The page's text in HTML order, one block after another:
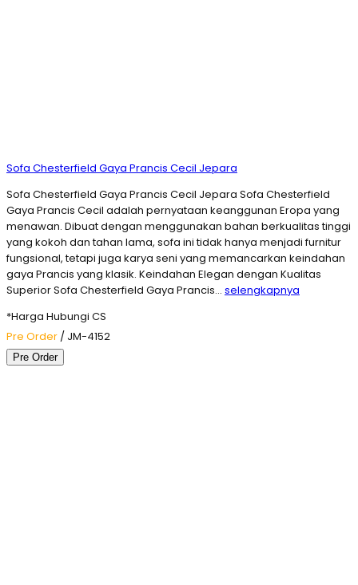
Sofa Chesterfield Gaya Prancis Cecil Jepara
Sofa Chesterfield Gaya Prancis Cecil Jepara Sofa Chesterfield
Gaya Prancis Cecil adalah pernyataan keanggunan Eropa yang
menawan. Dibuat dengan menggunakan bahan berkualitas tinggi
yang kokoh dan tahan lama, sofa ini tidak hanya menjadi furnitur
fungsional, tetapi juga karya seni yang memancarkan keindahan
gaya Prancis yang klasik. Keindahan Elegan dengan Kualitas
Superior Sofa Chesterfield Gaya Prancis… selengkapnya
*Harga Hubungi CS
Pre Order / JM-4152
Pre Order